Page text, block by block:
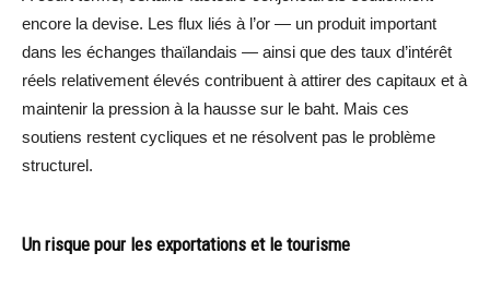
encore la devise. Les flux liés à l’or — un produit important
dans les échanges thaïlandais — ainsi que des taux d’intérêt
réels relativement élevés contribuent à attirer des capitaux et à
maintenir la pression à la hausse sur le baht. Mais ces
soutiens restent cycliques et ne résolvent pas le problème
structurel.
Un risque pour les exportations et le tourisme